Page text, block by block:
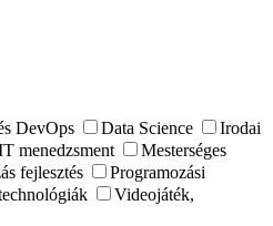
DevOps Data Science
Irodai
menedzsment
Mesterséges
fejlesztés
Programozási
Videojáték,